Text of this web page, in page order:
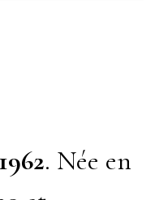
. Née en